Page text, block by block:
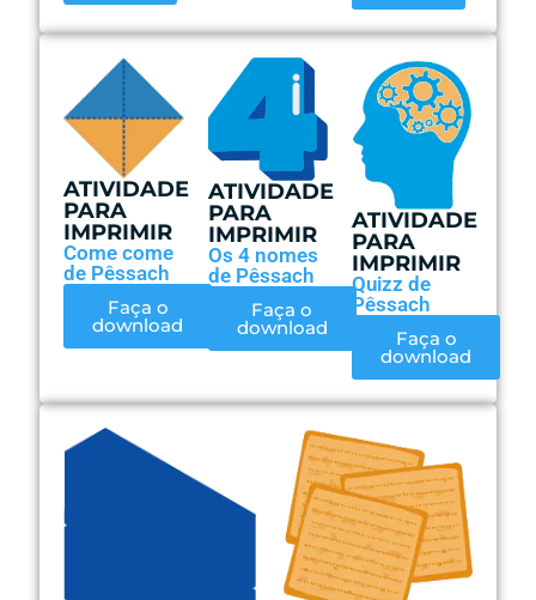
ATIVIDADE
PARA
IMPRIMIR
Come come
de Pêssach
Faça o
download
ATIVIDADE
PARA
IMPRIMIR
Os 4 nomes
de Pêssach
Faça o
download
ATIVIDADE
PARA
IMPRIMIR
Quizz de
Pêssach
Faça o
download